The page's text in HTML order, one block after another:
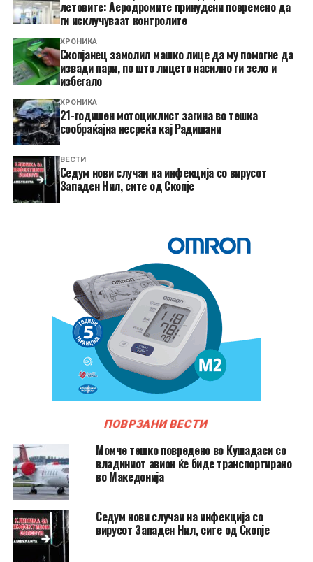
летовите: Аеродромите принудени повремено да
ги исклучуваат контролите
ХРОНИКА
Скопјанец замолил машко лице да му помогне да
извади пари, по што лицето насилно ги зело и
избегало
ХРОНИКА
21-годишен мотоциклист загина во тешка
сообраќајна несреќа кај Радишани
ВЕСТИ
Седум нови случаи на инфекција со вирусот
Западен Нил, сите од Скопје
ПОВРЗАНИ ВЕСТИ
Момче тешко повредено во Кушадаси со
владиниот авион ќе биде транспортирано
во Македонија
Седум нови случаи на инфекција со
вирусот Западен Нил, сите од Скопје